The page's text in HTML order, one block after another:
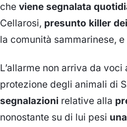
che viene segnalata
Cellarosi, presunto killer
la comunità sammarinese,
L’allarme non arriva da
protezione degli animali di
segnalazioni relative alla
nonostante su di lui pesi